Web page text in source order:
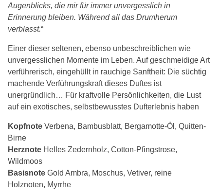
Augenblicks, die mir für immer unvergesslich in
Erinnerung bleiben. Während all das Drumherum
verblasst.“
Einer dieser seltenen, ebenso unbeschreiblichen wie
unvergesslichen Momente im Leben. Auf geschmeidige Art
verführerisch, eingehüllt in rauchige Sanftheit: Die süchtig
machende Verführungskraft dieses Duftes ist
unergründlich… Für kraftvolle Persönlichkeiten, die Lust
auf ein exotisches, selbstbewusstes Dufterlebnis haben
Kopfnote Verbena, Bambusblatt, Bergamotte-Öl, Quitten-
Birne
Herznote Helles Zedernholz, Cotton-Pfingstrose,
Wildmoos
Basisnote Gold Ambra, Moschus, Vetiver, reine
Holznoten, Myrrhe